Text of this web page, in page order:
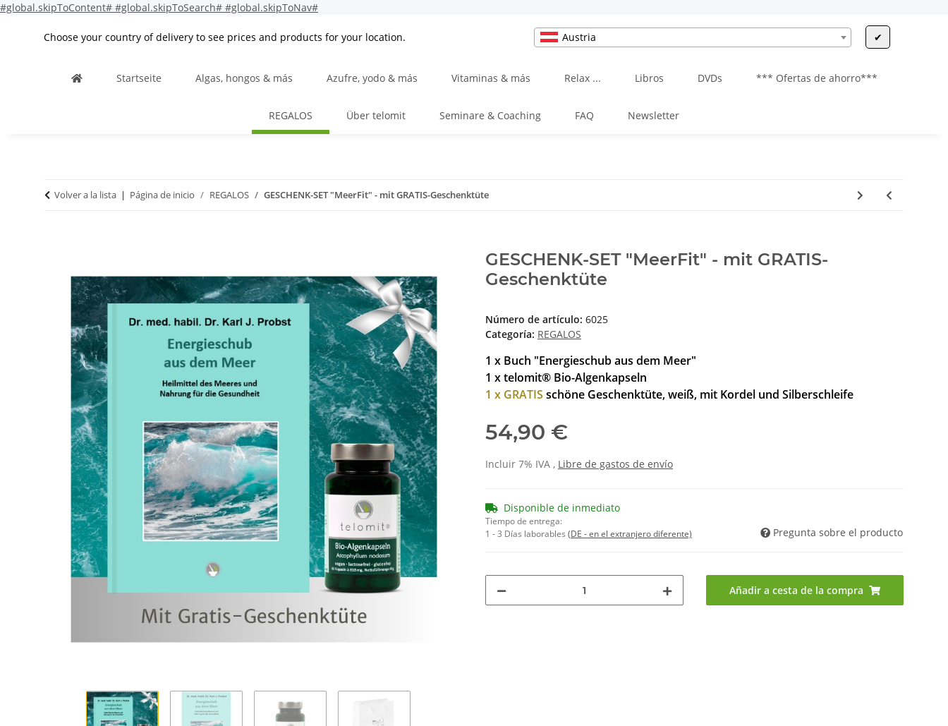
#global.skipToContent# #global.skipToSearch# #global.skipToNav#
Choose your country of delivery to see prices and products for your location. Austria ✔
Startseite Algas, hongos & más Azufre, yodo & más Vitaminas & más Relax ... Libros DVDs *** Ofertas de ahorro***
REGALOS Über telomit Seminare & Coaching FAQ Newsletter
Volver a la lista Página de inicio REGALOS GESCHENK-SET "MeerFit" - mit GRATIS-Geschenktüte
GESCHENK-SET "MeerFit" - mit GRATIS-
Geschenktüte
Número de artículo: 6025
Categoría: REGALOS
1 x Buch "Energieschub aus dem Meer"
1 x telomit® Bio-Algenkapseln
1 x GRATIS schöne Geschenktüte, weiß, mit Kordel und Silberschleife
54,90 €
Incluir 7% IVA , Libre de gastos de envío
Disponible de inmediato
Tiempo de entrega:
1 - 3 Días laborables (DE - en el extranjero diferente) Pregunta sobre el producto
Añadir a cesta de la compra